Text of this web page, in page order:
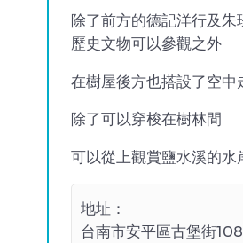
除了前方的德記洋行及
歷史文物可以參觀之外
在樹屋後方也搭設了空中
除了可以穿梭在樹林間
可以從上觀賞鹽水溪的水
地址：
台南市安平區古堡街